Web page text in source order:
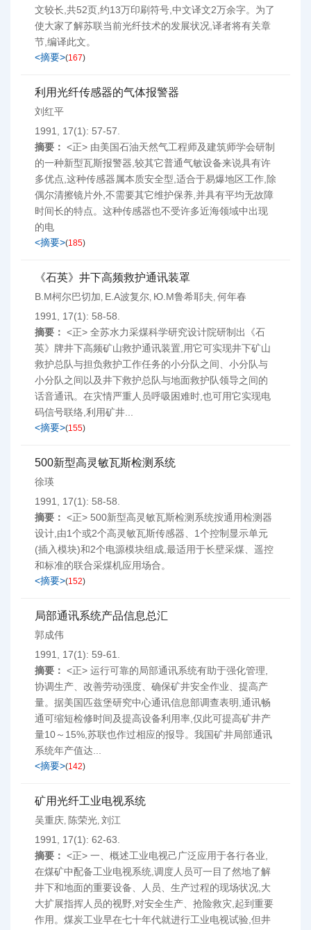
文较长,共52页,约13万印刷符号,中文译文2万余字。为了
使大家了解苏联当前光纤技术的发展状况,译者将有关章
节,编译此文。
<摘要>(167)
利用光纤传感器的气体报警器
刘红平
1991, 17(1): 57-57.
摘要： <正> 由美国石油天然气工程师及建筑师学会研制
的一种新型瓦斯报警器,较其它普通气敏设备来说具有许
多优点,这种传感器属本质安全型,适合于易爆地区工作,除
偶尔清擦镜片外,不需要其它维护保养,并具有平均无故障
时间长的特点。这种传感器也不受许多近海领域中出现
的电
<摘要>(185)
《石英》井下高频救护通讯装罩
B.M柯尔巴切加, E.A波复尔, Ю.М鲁希耶夫, 何年春
1991, 17(1): 58-58.
摘要： <正> 全苏水力采煤科学研究设计院研制出《石
英》牌井下高频矿山救护通讯装置,用它可实现井下矿山
救护总队与担负救护工作任务的小分队之间、小分队与
小分队之间以及井下救护总队与地面救护队领导之间的
话音通讯。在灾情严重人员呼吸困难时,也可用它实现电
码信号联络,利用矿井...
<摘要>(155)
500新型高灵敏瓦斯检测系统
徐瑛
1991, 17(1): 58-58.
摘要： <正> 500新型高灵敏瓦斯检测系统按通用检测器
设计,由1个或2个高灵敏瓦斯传感器、1个控制显示单元
(插入模块)和2个电源模块组成,最适用于长壁采煤、遥控
和标准的联合采煤机应用场合。
<摘要>(152)
局部通讯系统产品信息总汇
郭成伟
1991, 17(1): 59-61.
摘要： <正> 运行可靠的局部通讯系统有助于强化管理,
协调生产、改善劳动强度、确保矿井安全作业、提高产
量。据美国匹兹堡研究中心通讯信息部调查表明,通讯畅
通可缩短检修时间及提高设备利用率,仅此可提高矿井产
量10～15%,苏联也作过相应的报导。我国矿井局部通讯
系统年产值达...
<摘要>(142)
矿用光纤工业电视系统
吴重庆, 陈荣光, 刘江
1991, 17(1): 62-63.
摘要： <正> 一、概述工业电视己广泛应用于各行各业,
在煤矿中配备工业电视系统,调度人员可一目了然地了解
井下和地面的重要设备、人员、生产过程的现场状况,大
大扩展指挥人员的视野,对安全生产、抢险救灾,起到重要
作用。煤炭工业早在七十年代就进行工业电视试验,但井